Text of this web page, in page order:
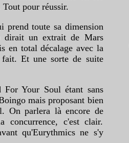
pour réussir.
prend toute sa dimension
dirait un extrait de Mars
en total décalage avec la
fait. Et une sorte de suite
Your Soul étant sans
mais proposant bien
On parlera là encore de
concurrence, c'est clair.
qu'Eurythmics ne s'y